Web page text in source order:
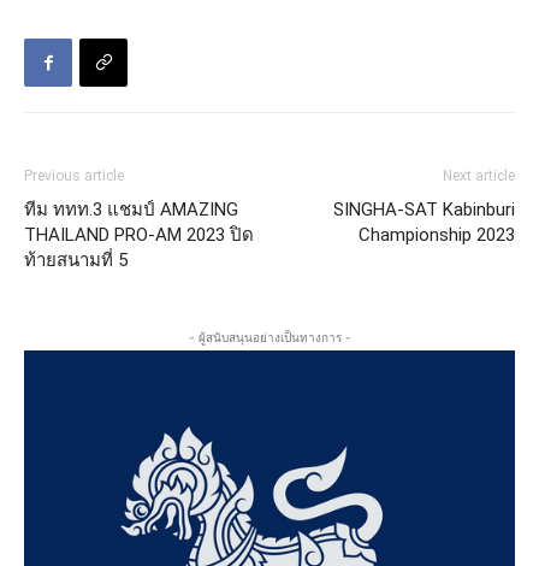
Previous article
ทีม ททท.3 แชมป์ AMAZING
THAILAND PRO-AM 2023 ปิด
ท้ายสนามที่ 5
Next article
SINGHA-SAT Kabinburi
Championship 2023
- ผู้สนับสนุนอย่างเป็นทางการ -